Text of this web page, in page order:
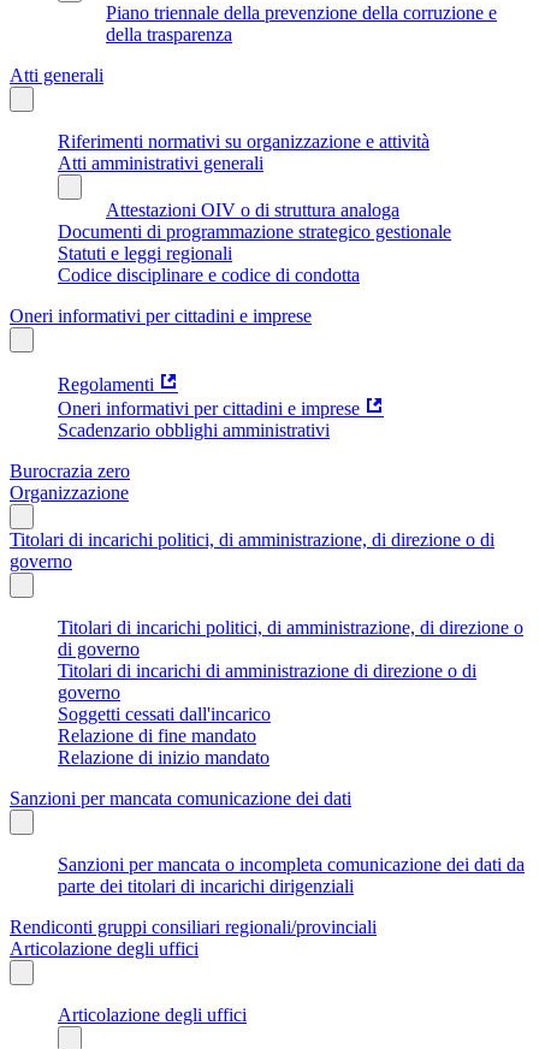
Piano triennale della prevenzione della corruzione e
della trasparenza
Atti generali
Riferimenti normativi su organizzazione e attività
Atti amministrativi generali
Attestazioni OIV o di struttura analoga
Documenti di programmazione strategico gestionale
Statuti e leggi regionali
Codice disciplinare e codice di condotta
Oneri informativi per cittadini e imprese
Regolamenti
Oneri informativi per cittadini e imprese
Scadenzario obblighi amministrativi
Burocrazia zero
Organizzazione
Titolari di incarichi politici, di amministrazione, di direzione o di
governo
Titolari di incarichi politici, di amministrazione, di direzione o
di governo
Titolari di incarichi di amministrazione di direzione o di
governo
Soggetti cessati dall'incarico
Relazione di fine mandato
Relazione di inizio mandato
Sanzioni per mancata comunicazione dei dati
Sanzioni per mancata o incompleta comunicazione dei dati da
parte dei titolari di incarichi dirigenziali
Rendiconti gruppi consiliari regionali/provinciali
Articolazione degli uffici
Articolazione degli uffici